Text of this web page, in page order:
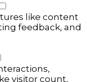
like content
feedback, and
visitor count,